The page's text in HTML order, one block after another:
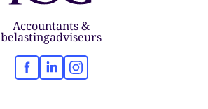
Accountants &
belastingadviseurs
Facebook
LinkedInInstagram